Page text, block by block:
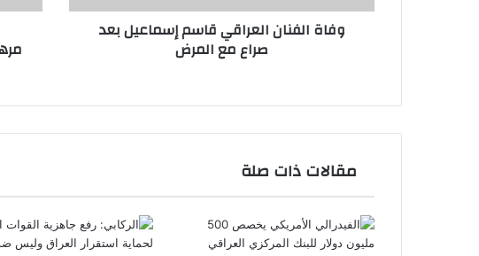
السلاح
وترسيخ
المرض
وفاة الفنان العراقي قاسم إسماعيل بعد
صراع مع المرض
مقالات ذات صلة